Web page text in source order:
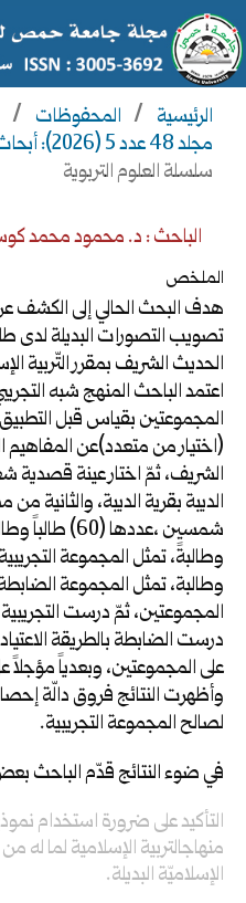
الرئيسية / المحفوظات /
مجلد 48 عدد 5 (2026): أبحاث العدد 5
سلسلة العلوم التربوية
الباحث : د. محمود محمد
الملخص
هدف البحث الحالي إلى الكشف عن
تصويب التصورات البديلة لدى
الحديث الشريف بمقرر التّربية
اعتمد الباحث المنهج شبه
المجموعتين بقياس قبل
(اختيار من متعدد)عن
الشريف، ثمّ اختار عينة قصدية
الديبة بقرية الديبة، والثانية
وطالبة، تمثل المجموعة
المجموعتين، ثمّ درست التجريبية
درست الضابطة بالطريقة
على المجموعتين، وبعدياً مؤجلاً
لصالح المجموعة التجريبية.
في ضوء النتائج قدّم الباحث
التأكيد على ضرورة استخدام
منهاجالتربية الإسلامية لما
الإسلاميّة البديلة.